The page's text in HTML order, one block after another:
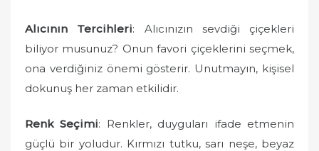
Alıcının Tercihleri: Alıcınızın sevdiği çiçekleri
biliyor musunuz? Onun favori çiçeklerini seçmek,
ona verdiğiniz önemi gösterir. Unutmayın, kişisel
dokunuş her zaman etkilidir.
Renk Seçimi: Renkler, duyguları ifade etmenin
güçlü bir yoludur. Kırmızı tutku, sarı neşe, beyaz